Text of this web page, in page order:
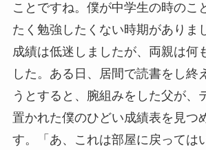
ことですね。僕が中学生の時のこ
たく勉強したくない時期がありま
成績は低迷しましたが、両親は何
した。ある日、居間で読書をし終
うとすると、腕組みをした父が、
置かれた僕のひどい成績表を見つ
す。「あ、これは部屋に戻っては